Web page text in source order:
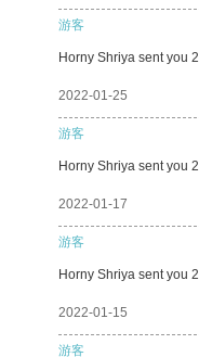
游客
Horny Shriya sent you 2
2022-01-25
游客
Horny Shriya sent you 2
2022-01-17
游客
Horny Shriya sent you 2
2022-01-15
游客